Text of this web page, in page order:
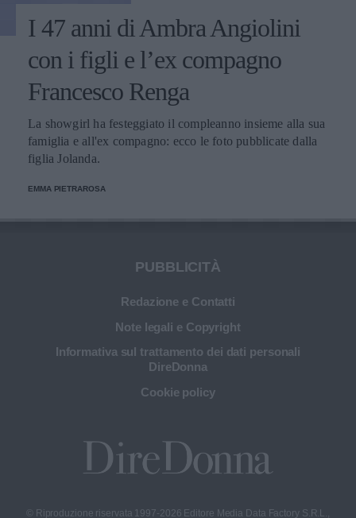
I 47 anni di Ambra Angiolini
con i figli e l’ex compagno
Francesco Renga
La showgirl ha festeggiato il compleanno insieme alla sua
famiglia e all'ex compagno: ecco le foto pubblicate dalla
figlia Jolanda.
EMMA PIETRAROSA
PUBBLICITÀ
Redazione e Contatti
Note legali e Copyright
Informativa sul trattamento dei dati personali
DireDonna
Cookie policy
© Riproduzione riservata 1997-2026 Editore Media Data Factory S.R.L.,